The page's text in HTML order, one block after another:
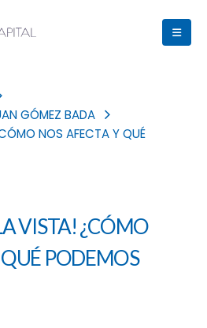
GÓMEZ BADA
NOS AFECTA Y QUÉ
VISTA! ¿CÓMO
PODEMOS